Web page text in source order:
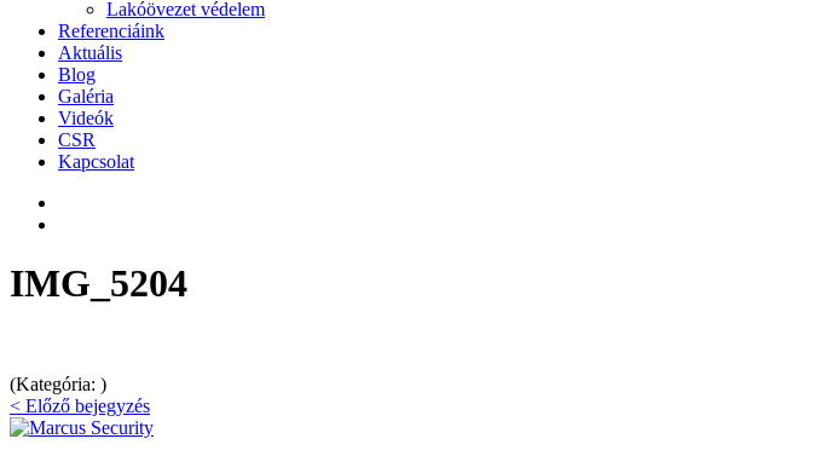
Lakóövezet védelem
Referenciáink
Aktuális
Blog
Galéria
Videók
CSR
Kapcsolat
IMG_5204
(Kategória: )
< Előző bejegyzés